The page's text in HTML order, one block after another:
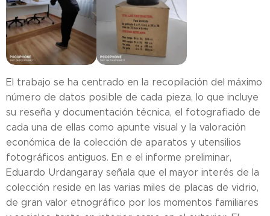
El trabajo se ha centrado en la recopilación del máximo
número de datos posible de cada pieza, lo que incluye
su reseña y documentación técnica, el fotografiado de
cada una de ellas como apunte visual y la valoración
económica de la colección de aparatos y utensilios
fotográficos antiguos. En e el informe preliminar,
Eduardo Urdangaray señala que el mayor interés de la
colección reside en las varias miles de placas de vidrio,
de gran valor etnográfico por los momentos familiares